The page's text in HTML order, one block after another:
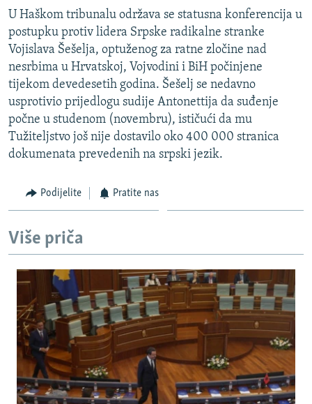
FOTOGALERIJE
INFOGRAFIKE
RAT U UKRAJINI
KINA NA BALKANU
RSE PRIČE IZ SVIJETA
ISPRIČAJ MI
DNEVNO@RSE
SPECIJALI RSE
VIŠE OD NASLOVA
GENOCID U SREBRENICI
POPLAVE I KLIZIŠTA U BIH 2024.
TV LIBERTY
MOJA EVROPA
TRI DECENIJE OD RATA U BIH
SVE KARTE DEJTONA
NASTANAK I RASPAD JUGOSLAVIJE
Sve RFE/RL stranice
U Haškom tribunalu održava se statusna konferencija u
postupku protiv lidera Srpske radikalne stranke
Vojislava Šešelja, optuženog za ratne zločine nad
nesrbima u Hrvatskoj, Vojvodini i BiH počinjene
tijekom devedesetih godina. Šešelj se nedavno
usprotivio prijedlogu sudije Antonettija da suđenje
počne u studenom (novembru), ističući da mu
Tužiteljstvo još nije dostavilo oko 400 000 stranica
dokumenata prevedenih na srpski jezik.
Podijelite Pratite nas
Više priča